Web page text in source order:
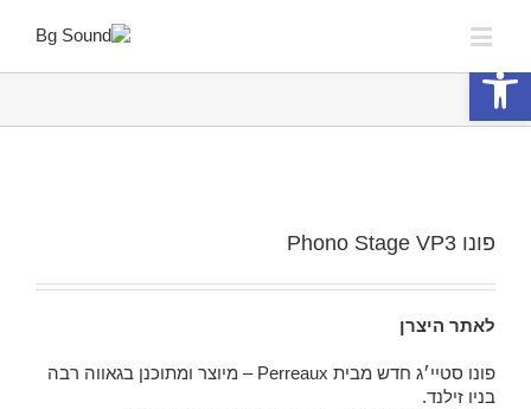
פתח סרגל נגישות
פונו Phono Stage VP3
לאתר היצרן
פונו סטיי׳ג חדש מבית Perreaux – מיוצר ומתוכנן בגאווה רבה
בניו זילנד.